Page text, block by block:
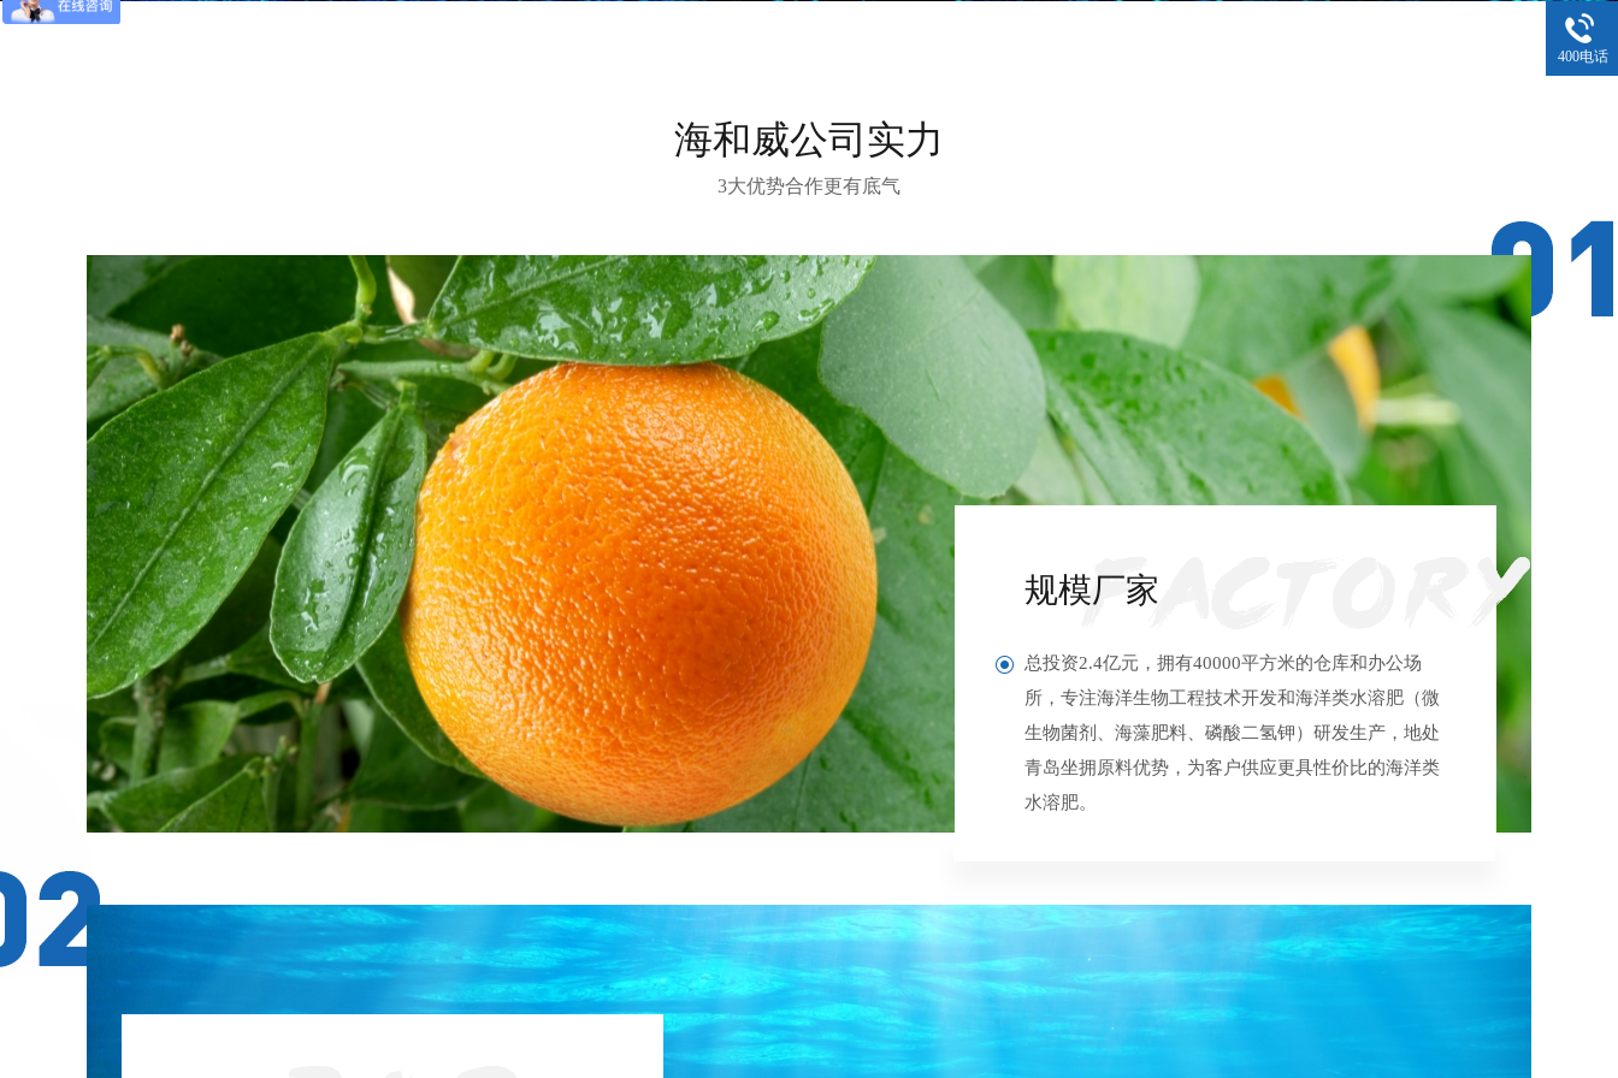
海和威公司实力
3大优势合作更有底气
规模厂家
总投资2.4亿元，拥有40000平方米的仓库和办公场
所，专注海洋生物工程技术开发和海洋类水溶肥（微
生物菌剂、海藻肥料、磷酸二氢钾）研发生产，地处
青岛坐拥原料优势，为客户供应更具性价比的海洋类
水溶肥。
400电话